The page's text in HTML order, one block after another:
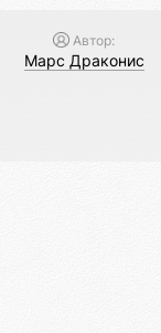
Автор:
Марс Драконис